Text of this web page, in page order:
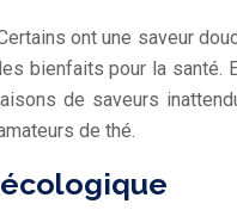
ont une saveur
bienfaits pour la
de saveurs
de thé.